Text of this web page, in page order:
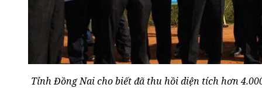
Tỉnh Đồng Nai cho biết đã thu hồi diện tích hơn